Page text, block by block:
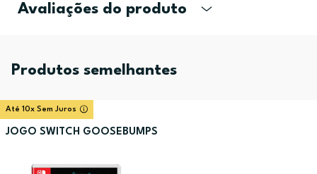
Avaliações do produto
Produtos semelhantes
Até 10x Sem Juros
JOGO SWITCH GOOSEBUMPS